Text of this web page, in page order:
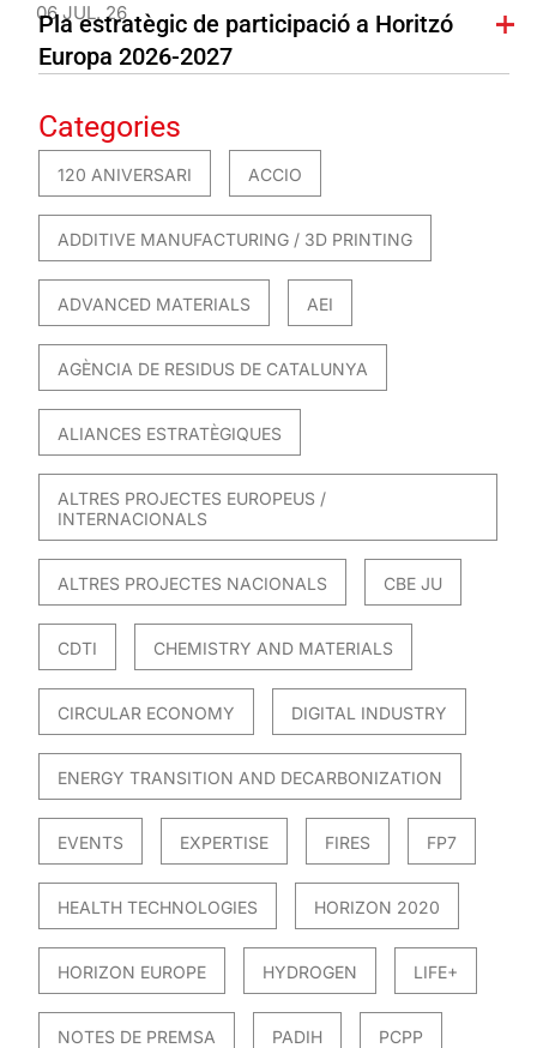
06 JUL. 26
Pla estratègic de participació a Horitzó
Europa 2026-2027
Categories
120 ANIVERSARI ACCIO
ADDITIVE MANUFACTURING / 3D PRINTING
ADVANCED MATERIALS AEI
AGÈNCIA DE RESIDUS DE CATALUNYA
ALIANCES ESTRATÈGIQUES
ALTRES PROJECTES EUROPEUS /
INTERNACIONALS
ALTRES PROJECTES NACIONALS CBE JU
CDTI CHEMISTRY AND MATERIALS
CIRCULAR ECONOMY DIGITAL INDUSTRY
ENERGY TRANSITION AND DECARBONIZATION
EVENTS EXPERTISE FIRES FP7
HEALTH TECHNOLOGIES HORIZON 2020
HORIZON EUROPE HYDROGEN LIFE+
NOTES DE PREMSA PADIH PCPP